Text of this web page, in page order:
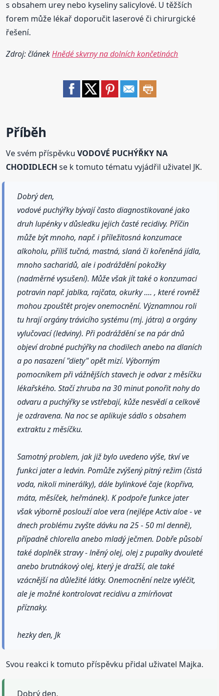
s obsahem urey nebo kyseliny salicylové. U těžších
forem může lékař doporučit laserové či chirurgické
řešení.
Zdroj: článekHnědé skvrny na dolních končetinách
Příběh
Ve svém příspěvkuVODOVÉ PUCHÝŘKY NA
CHODIDLECH se k tomuto tématu vyjádřil uživatel JK.
Dobrý den,
vodové puchýřky bývají často diagnostikované jako
druh lupénky v důsledku jejich časté recidivy. Příčin
může být mnoho, např. i příležitosná konzumace
alkoholu, příliš tučná, mastná, slaná či kořeněná jídla,
mnoho sacharidů, ale i podráždění pokožky
(nadměrné vysušení). Může však jít také o konzumaci
potravin např. jablka, rajčata, okurky .... , které rovněž
mohou zpouštět projev onemocnění. Významnou roli
tu hrají orgány trávicího systému (mj. játra) a orgány
vylučovací (ledviny). Při podráždění se na pár dnů
objeví drobné puchýřky na chodilech anebo na dlaních
a po nasazení "diety" opět mizí. Výborným
pomocníkem při vážnějších stavech je odvar z měsíčku
lékařského. Stačí zhruba na 30 minut ponořit nohy do
odvaru a puchýřky se vstřebají, kůže nesvědí a celkově
je ozdravena. Na noc se aplikuje sádlo s obsahem
extraktu z měsíčku.
Samotný problem, jak již bylo uvedeno výše, tkví ve
funkci jater a ledvin. Pomůže zvýšený pitný režim (čistá
voda, nikoli minerálky), dále bylinkové čaje (kopřiva,
máta, měsíček, heřmánek). K podpoře funkce jater
však výborně poslouží aloe vera (nejlépe Activ aloe - ve
dnech problému zvyšte dávku na 25 - 50 ml denně),
případně chlorella anebo mladý ječmen. Dobře působí
také doplněk stravy - lněný olej, olej z pupalky dvouleté
anebo brutnákový olej, který je dražší, ale také
vzácnější na důležité látky. Onemocnění nelze vyléčit,
ale je možné kontrolovat recidivu a zmírňovat
příznaky.
hezky den, Jk
Svou reakci k tomuto příspěvku přidal uživatel Majka.
Dobrý den,